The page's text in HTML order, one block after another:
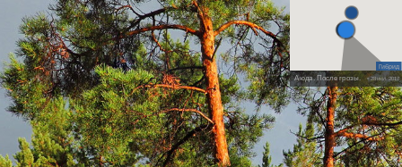
Гибрид
Аюда. После грозы. • 28 июл. 2017